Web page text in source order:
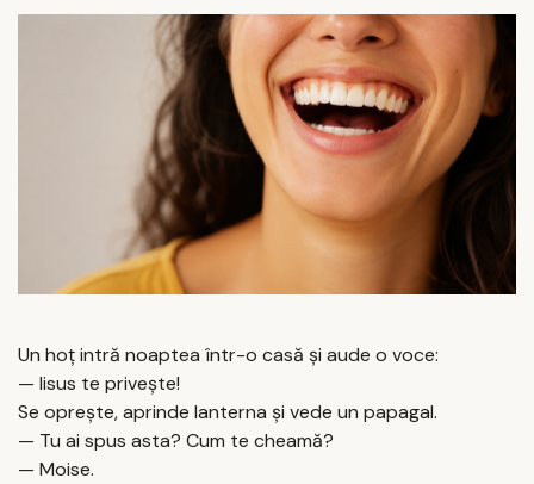
Un hoț intră noaptea într-o casă și aude o voce:
— Iisus te privește!
Se oprește, aprinde lanterna și vede un papagal.
— Tu ai spus asta? Cum te cheamă?
— Moise.